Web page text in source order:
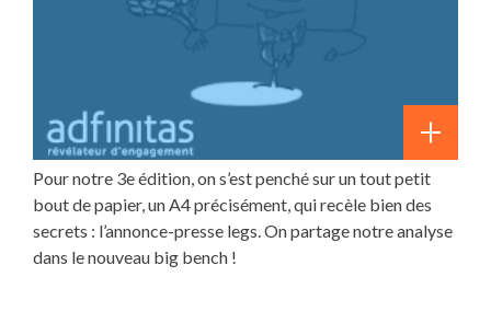
Pour notre 3e édition, on s’est penché sur un tout petit
bout de papier, un A4 précisément, qui recèle bien des
secrets : l’annonce-presse legs. On partage notre analyse
dans le nouveau big bench !